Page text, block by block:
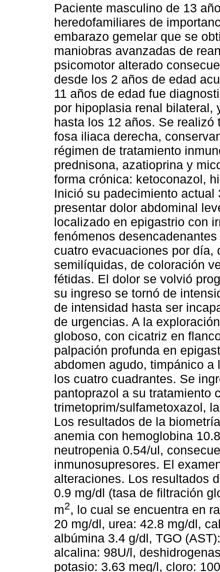
Paciente masculino de 13
heredofamiliares de
embarazo gemelar que se
maniobras avanzadas de
psicomotor alterado
desde los 2 años de edad
11 años de edad fue
por hipoplasia renal bilateral,
hasta los 12 años. Se
fosa iliaca derecha,
régimen de tratamiento
prednisona, azatioprina y
forma crónica: ketoconazol,
Inició su padecimiento
presentar dolor abdominal
localizado en epigastrio con
fenómenos
cuatro evacuaciones por
semilíquidas, de coloración
fétidas. El dolor se volvió
su ingreso se tornó de
de intensidad hasta ser
de urgencias. A la
globoso, con cicatriz en
palpación profunda en
abdomen agudo, timpánico
los cuatro cuadrantes. Se
pantoprazol a su tratamiento
trimetoprim/sulfametoxazol,
Los resultados de la
anemia con hemoglobina
neutropenia 0.54/ul,
inmunosupresores. El
alteraciones. Los resultados
0.9 mg/dl (tasa de filtración
m2, lo cual se encuentra en
20 mg/dl, urea: 42.8 mg/dl,
albúmina 3.4 g/dl, TGO
alcalina: 98U/l,
potasio: 3.63 meq/l, cloro: